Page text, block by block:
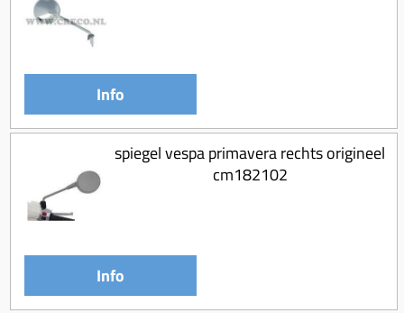
Info
spiegel vespa primavera rechts origineel
cm182102
Info